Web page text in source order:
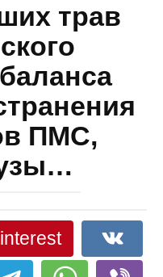
трав
ПМС,